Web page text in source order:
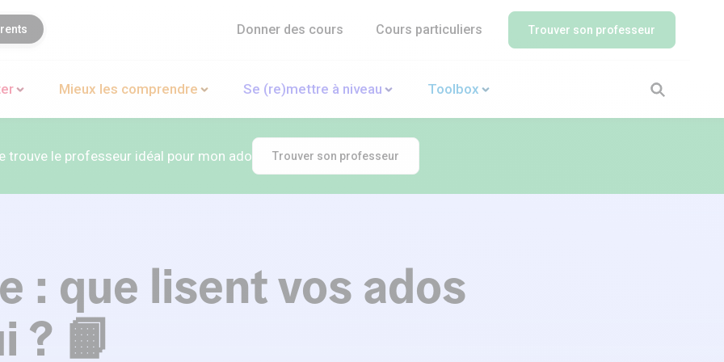
Donner des cours Cours particuliers Trouver son professeur
Mieux les comprendre Se (re)mettre à niveau Toolbox
trouve le professeur idéal pour mon ado Trouver son professeur
: que lisent vos ados
? 📙